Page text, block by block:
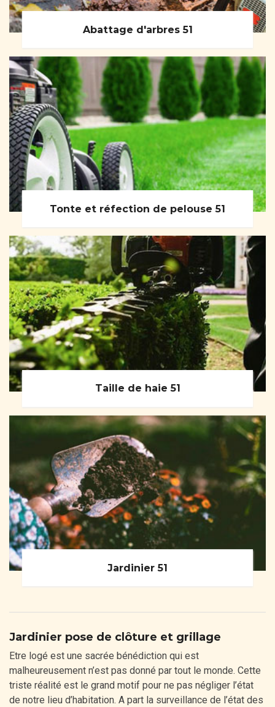
Abattage d'arbres 51
Tonte et réfection de pelouse 51
Taille de haie 51
Jardinier 51
Jardinier pose de clôture et grillage
Etre logé est une sacrée bénédiction qui est
malheureusement n’est pas donné par tout le monde. Cette
triste réalité est le grand motif pour ne pas négliger l’état
de notre lieu d’habitation. A part la surveillance de l’état des